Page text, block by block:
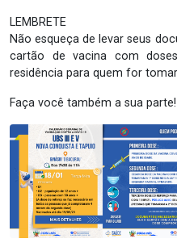
LEMBRETE
Não esqueça de levar seus
cartão de vacina com
residência para quem for
Faça você também a sua